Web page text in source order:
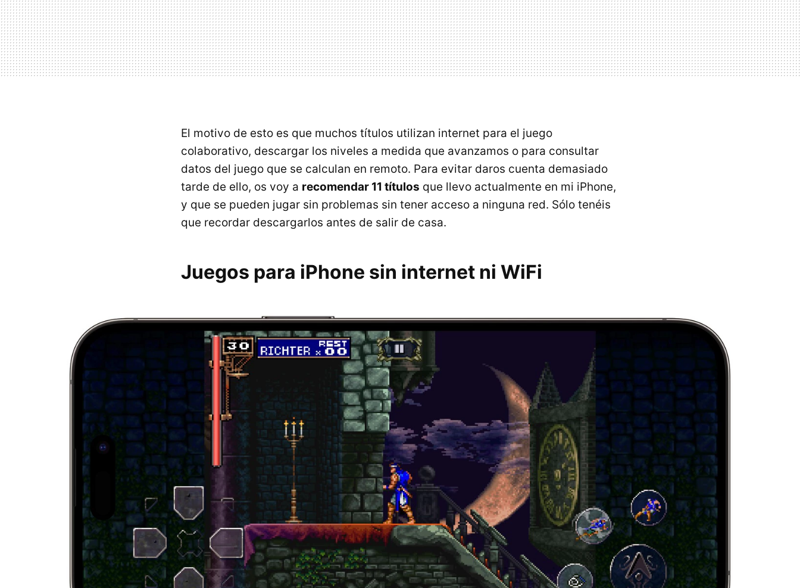
El motivo de esto es que muchos títulos utilizan internet para el juego
colaborativo, descargar los niveles a medida que avanzamos o para consultar
datos del juego que se calculan en remoto. Para evitar daros cuenta demasiado
tarde de ello, os voy a recomendar 11 títulos que llevo actualmente en mi iPhone,
y que se pueden jugar sin problemas sin tener acceso a ninguna red. Sólo tenéis
que recordar descargarlos antes de salir de casa.
Juegos para iPhone sin internet ni WiFi